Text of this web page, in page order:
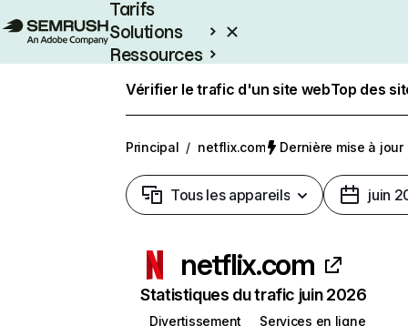
Tarifs
Solutions
Ressources
Vérifier le trafic d'un site webTop des
Principal / netflix.com Dernière mise à jour
Tous les appareils juin
netflix.com
Statistiques du trafic juin 2026
Divertissement
Services en ligne